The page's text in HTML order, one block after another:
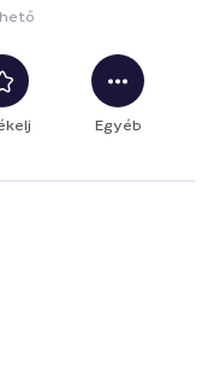
Egyéb